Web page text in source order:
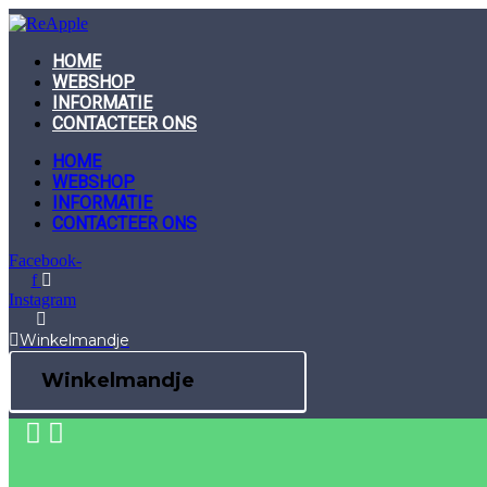
Skip
to
contentHOME
WEBSHOP
INFORMATIE
CONTACTEER ONS
HOME
WEBSHOP
INFORMATIE
CONTACTEER ONS
Facebook-
f
Instagram
Winkelmandje
Winkelmandje